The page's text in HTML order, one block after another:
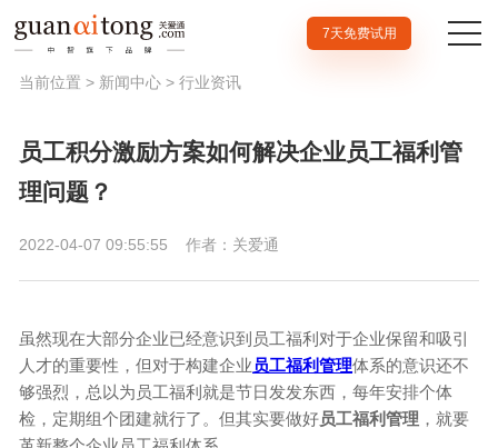
7天免费试用
当前位置 > 新闻中心 > 行业资讯
员工积分激励方案如何解决企业员工福利管
理问题？
2022-04-07 09:55:55 作者：关爱通
虽然现在大部分企业已经意识到员工福利对于企业保留和吸引
人才的重要性，但对于构建企业 员工福利管理体系的意识还不
够强烈，总以为员工福利就是节日发发东西，每年安排个体
检，定期组个团建就行了。但其实要做好员工福利管理 ，就要